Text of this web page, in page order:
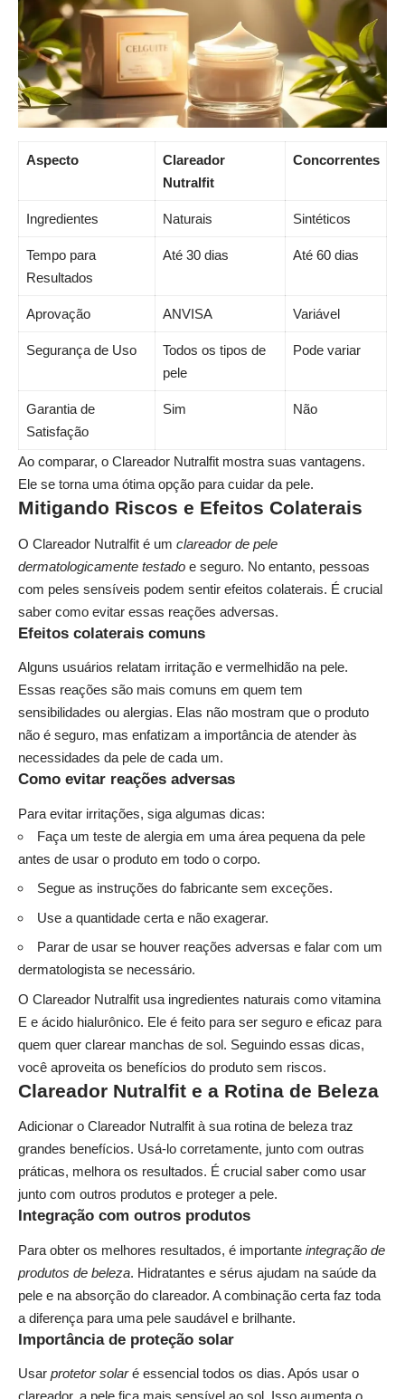
Aspecto
Clareador
Nutralfit
Concorrentes
Ingredientes Naturais Sintéticos
Tempo para
Resultados
Até 30 dias Até 60 dias
Aprovação ANVISA Variável
Segurança de Uso
Todos os tipos de
pele
Pode variar
Garantia de
Satisfação
Sim Não
Ao comparar, o Clareador Nutralfit mostra suas vantagens.
Ele se torna uma ótima opção para cuidar da pele.
Mitigando Riscos e Efeitos Colaterais
O Clareador Nutralfit é um clareador de pele
dermatologicamente testado e seguro. No entanto, pessoas
com peles sensíveis podem sentir efeitos colaterais. É crucial
saber como evitar essas reações adversas.
Efeitos colaterais comuns
Alguns usuários relatam irritação e vermelhidão na pele.
Essas reações são mais comuns em quem tem
sensibilidades ou alergias. Elas não mostram que o produto
não é seguro, mas enfatizam a importância de atender às
necessidades da pele de cada um.
Como evitar reações adversas
Para evitar irritações, siga algumas dicas:
Faça um teste de alergia em uma área pequena da pele
antes de usar o produto em todo o corpo.
Segue as instruções do fabricante sem exceções.
Use a quantidade certa e não exagerar.
Parar de usar se houver reações adversas e falar com um
dermatologista se necessário.
O Clareador Nutralfit usa ingredientes naturais como vitamina
E e ácido hialurônico. Ele é feito para ser seguro e eficaz para
quem quer clarear manchas de sol. Seguindo essas dicas,
você aproveita os benefícios do produto sem riscos.
Clareador Nutralfit e a Rotina de Beleza
Adicionar o Clareador Nutralfit à sua rotina de beleza traz
grandes benefícios. Usá-lo corretamente, junto com outras
práticas, melhora os resultados. É crucial saber como usar
junto com outros produtos e proteger a pele.
Integração com outros produtos
Para obter os melhores resultados, é importante integração de
produtos de beleza. Hidratantes e sérus ajudam na saúde da
pele e na absorção do clareador. A combinação certa faz toda
a diferença para uma pele saudável e brilhante.
Importância de proteção solar
Usar protetor solaré essencial todos os dias. Após usar o
clareador, a pele fica mais sensível ao sol. Isso aumenta o